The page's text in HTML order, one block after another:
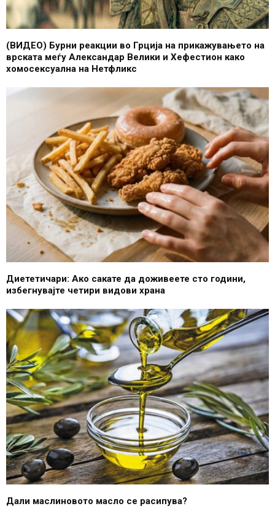
(ВИДЕО) Бурни реакции во Грција на прикажувањето на
врската меѓу Александар Велики и Хефестион како
хомосексуална на Нетфликс
Диететичари: Ако сакате да доживеете сто години,
избегнувајте четири видови храна
Дали маслиновото масло се расипува?